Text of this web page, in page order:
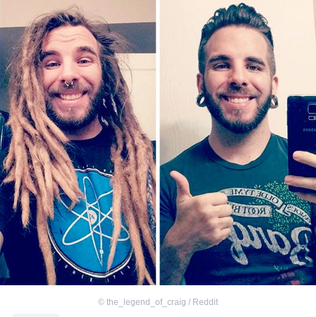
© the_legend_of_craig / Reddit